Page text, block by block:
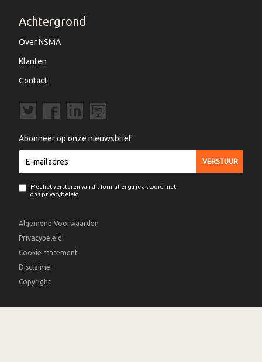
Achtergrond
Over NSMA
Klanten
Contact
Abonneer op onze nieuwsbrief
Met het versturen van dit formulier ga je akkoord met
ons privacybeleid
Algemene Voorwaarden
Privacybeleid
Cookie statement
Disclaimer
Copyright